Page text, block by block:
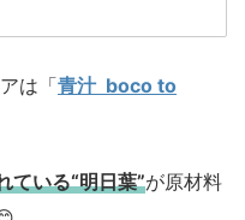
は「青汁 boco to
ている“明日葉”が原材料